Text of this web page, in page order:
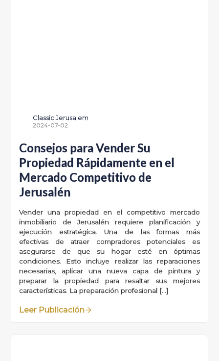
Classic Jerusalem
2024-07-02
Consejos para Vender Su
Propiedad Rápidamente en el
Mercado Competitivo de
Jerusalén
Vender una propiedad en el competitivo mercado
inmobiliario de Jerusalén requiere planificación y
ejecución estratégica. Una de las formas más
efectivas de atraer compradores potenciales es
asegurarse de que su hogar esté en óptimas
condiciones. Esto incluye realizar las reparaciones
necesarias, aplicar una nueva capa de pintura y
preparar la propiedad para resaltar sus mejores
características. La preparación profesional […]
Leer Publicación